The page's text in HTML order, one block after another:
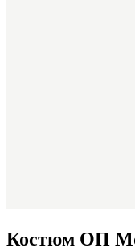
Костюм ОП